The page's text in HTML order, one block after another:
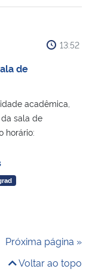
13:52
de
acadêmica,
sala de
horário:
Próxima página »
Voltar ao topo